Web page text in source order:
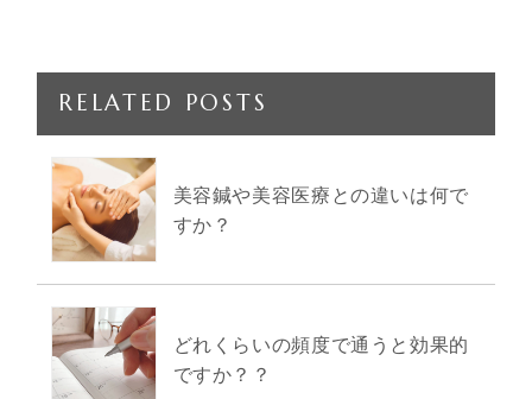
RELATED POSTS
美容鍼や美容医療との違いは何で
すか？
どれくらいの頻度で通うと効果的
ですか？？